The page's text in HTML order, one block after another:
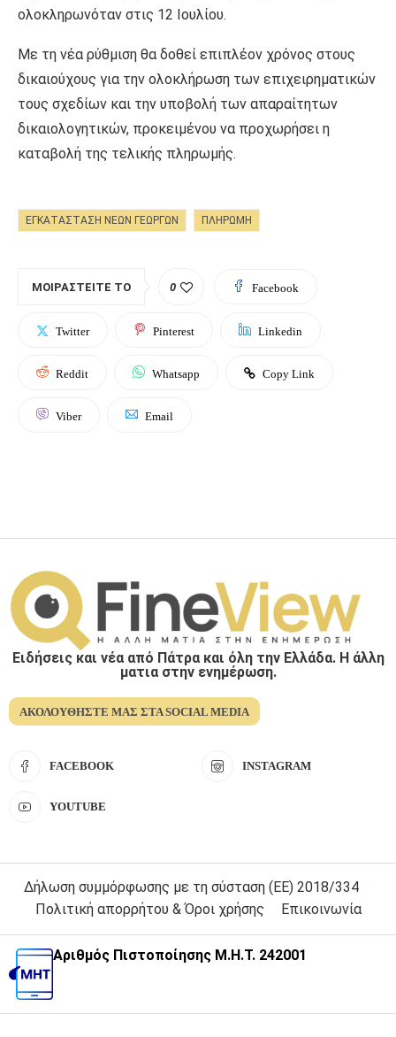
ολοκληρωνόταν στις 12 Ιουλίου.
Με τη νέα ρύθμιση θα δοθεί επιπλέον χρόνος στους
δικαιούχους για την ολοκλήρωση των επιχειρηματικών
τους σχεδίων και την υποβολή των απαραίτητων
δικαιολογητικών, προκειμένου να προχωρήσει η
καταβολή της τελικής πληρωμής.
ΕΓΚΑΤΆΣΤΑΣΗ ΝΈΩΝ ΓΕΩΡΓΏΝ ΠΛΗΡΩΜΗ
ΜΟΙΡΑΣΤΕΊΤΕ ΤΟ 0 Facebook
Twitter Pinterest Linkedin
Reddit Whatsapp Copy Link
Viber Email
Ειδήσεις και νέα από Πάτρα και όλη την Ελλάδα. Η άλλη
ματια στην ενημέρωση.
ΑΚΟΛΟΥΘΉΣΤΕ ΜΑΣ ΣΤΑ SOCIAL MEDIA
FACEBOOK INSTAGRAM
YOUTUBE
Δήλωση συμμόρφωσης με τη σύσταση (ΕΕ) 2018/334
Πολιτική απορρήτου & Όροι χρήσης
Επικοινωνία
Αριθμός Πιστοποίησης Μ.Η.Τ. 242001